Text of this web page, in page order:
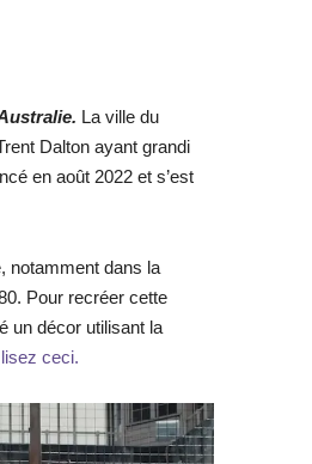
La ville du
Dalton ayant grandi
en août 2022 et s’est
notamment dans la
Pour recréer cette
un décor utilisant la
ceci.